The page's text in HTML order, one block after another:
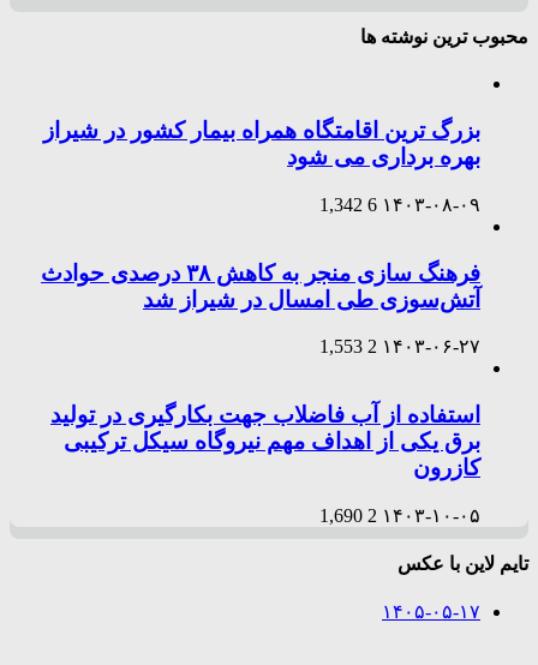
محبوب ترین نوشته ها
بزرگ ترین اقامتگاه همراه بیمار کشور در شیراز
بهره برداری می شود
۱۴۰۳-۰۸-۰۹ 6
1,342
فرهنگ سازی منجر به کاهش ۳۸ درصدی حوادث
آتش‌سوزی طی امسال در شیراز شد
۱۴۰۳-۰۶-۲۷ 2
1,553
استفاده از آب فاضلاب جهت بکارگیری در تولید
برق یکی از اهداف مهم نیروگاه سیکل ترکیبی
کازرون
۱۴۰۳-۱۰-۰۵ 2
1,690
تایم لاین با عکس
۱۴۰۵-۰۵-۱۷